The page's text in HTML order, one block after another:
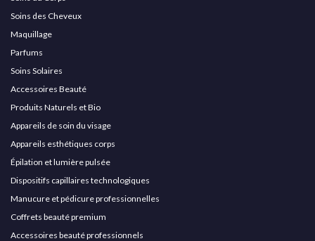
Soins des Cheveux
Maquillage
Parfums
Soins Solaires
Accessoires Beauté
Produits Naturels et Bio
Appareils de soin du visage
Appareils esthétiques corps
Épilation et lumière pulsée
Dispositifs capillaires technologiques
Manucure et pédicure professionnelles
Coffrets beauté premium
Accessoires beauté professionnels